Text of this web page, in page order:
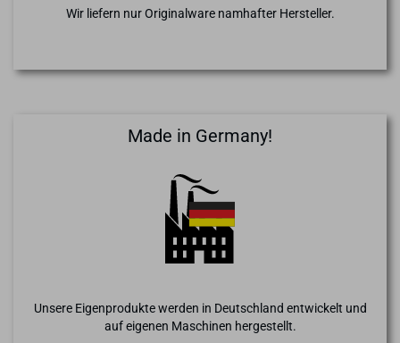
Wir liefern nur Originalware namhafter Hersteller.
Made in Germany!
Unsere Eigenprodukte werden in Deutschland entwickelt und
auf eigenen Maschinen hergestellt.